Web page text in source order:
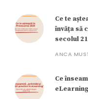
Ce te
învăța să
secolul
ANCA
Ce